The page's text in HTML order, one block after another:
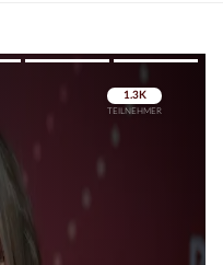
Überspringen